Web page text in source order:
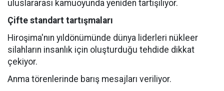
uluslararası kamuoyunda yeniden tartışılıyor.
Çifte standart tartışmaları
Hiroşima'nın yıldönümünde dünya liderleri nükleer
silahların insanlık için oluşturduğu tehdide dikkat
çekiyor.
Anma törenlerinde barış mesajları veriliyor.